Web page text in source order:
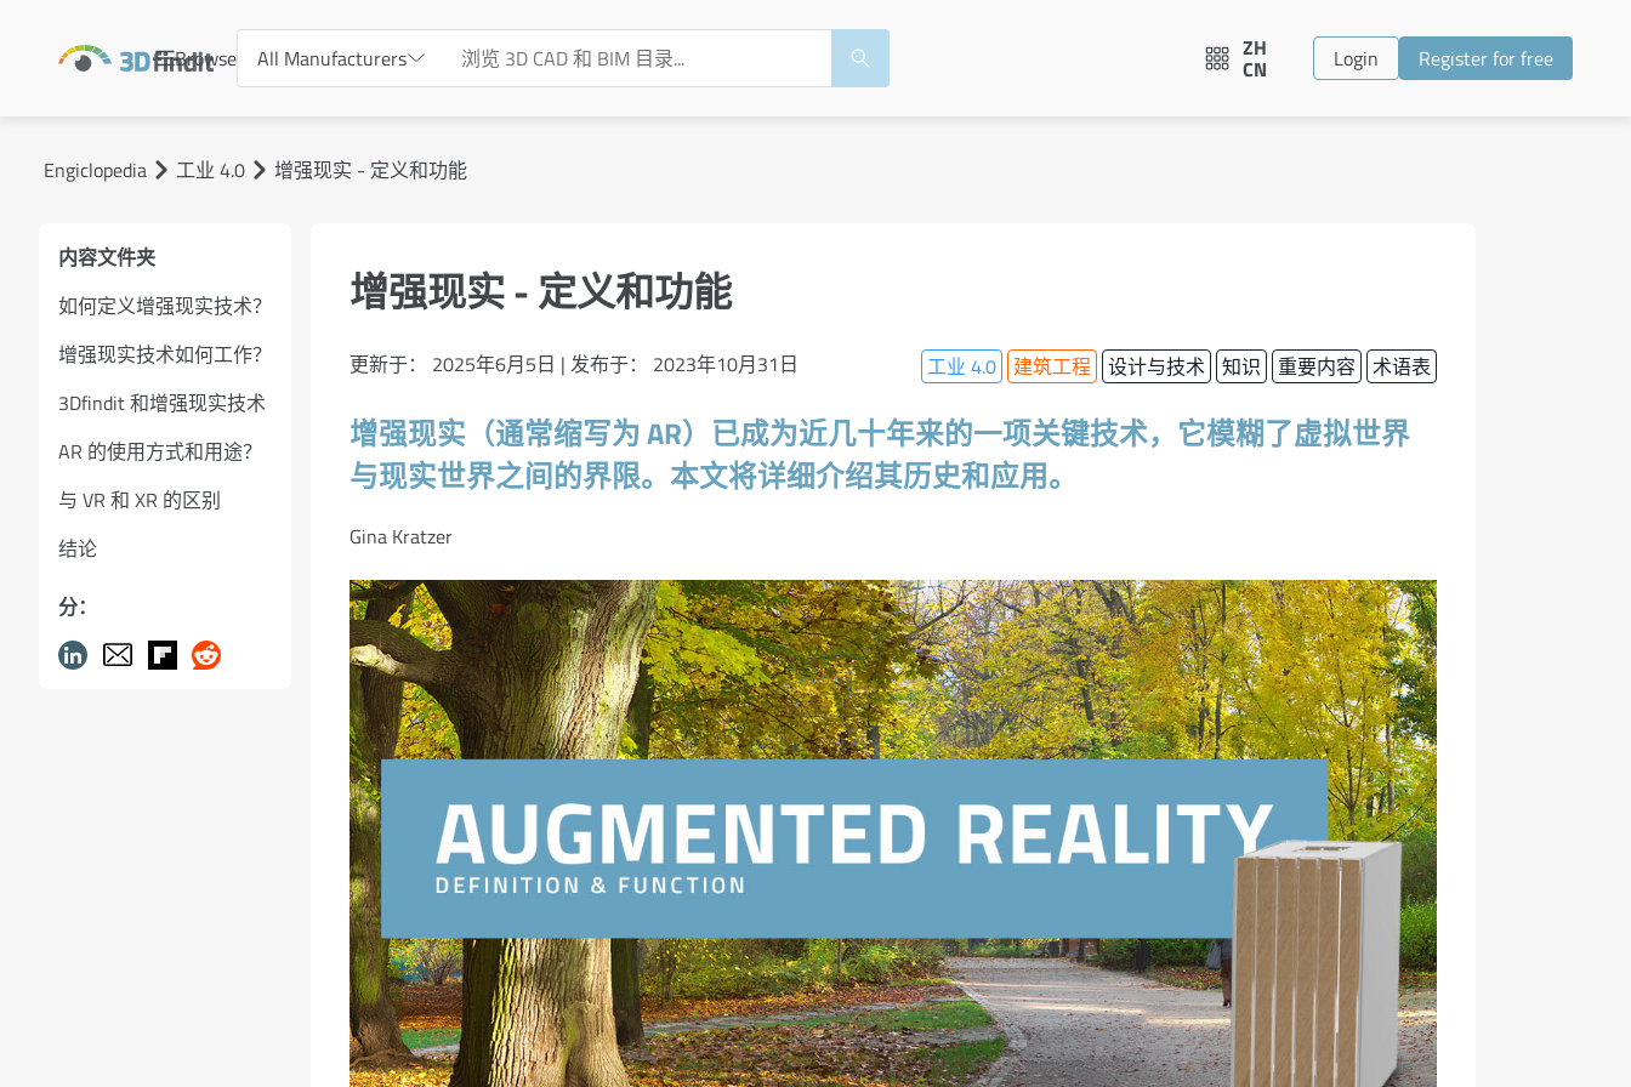
Browse All Manufacturers ZH
CN Login Register for free
Engiclopedia 工业 4.0 增强现实 - 定义和功能
内容文件夹
如何定义增强现实技术？
增强现实技术如何工作？
3Dfindit 和增强现实技术
AR 的使用方式和用途？
与 VR 和 XR 的区别
结论
分：
增强现实 - 定义和功能
更新于： 2025年6月5日 | 发布于： 2023年10月31日 工业 4.0 建筑工程 设计与技术 知识 重要内容 术语表
增强现实（通常缩写为 AR）已成为近几十年来的一项关键技术，它模糊了虚拟世界
与现实世界之间的界限。本文将详细介绍其历史和应用。
Gina Kratzer